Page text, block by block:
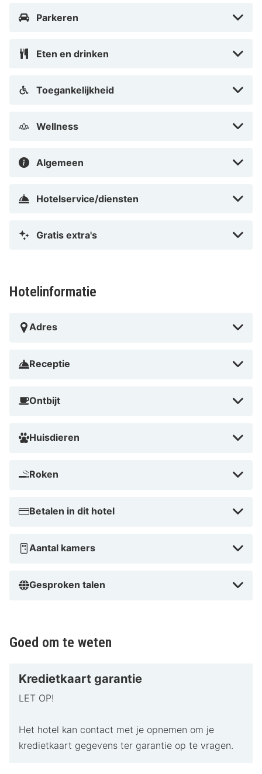
het Huidenvettersplein.
Parkeren
Eten en drinken
Toegankelijkheid
Wellness
Algemeen
Hotelservice/diensten
Gratis extra's
Hotelinformatie
Adres
Receptie
Ontbijt
Huisdieren
Roken
Betalen in dit hotel
Aantal kamers
Gesproken talen
Goed om te weten
Kredietkaart garantie
LET OP!
Het hotel kan contact met je opnemen om je
kredietkaart gegevens ter garantie op te vragen.